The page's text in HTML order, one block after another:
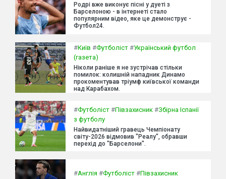
Родрі вже виконує пісні у дуеті з
Барселоною - в інтернеті стало
популярним відео, яке це демонструє -
Футбол24.
#Київ #Футболіст #Український футбол
(газета)
Ніколи раніше я не зустрічав стільки
помилок: колишній нападник Динамо
прокоментував тріумф київської команди
над Карабахом.
#Футболіст #Півзахисник #Збірна Іспанії
з футболу
Найвидатніший гравець Чемпіонату
світу-2026 відмовив "Реалу", обравши
перехід до "Барселони".
#Англія #Футболіст #Півзахисник